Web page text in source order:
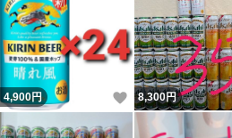
4,900円 いいね！
8,300円